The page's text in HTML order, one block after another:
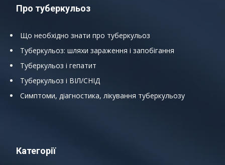
Про туберкульоз
Що необхідно знати про туберкульоз
Туберкульоз: шляхи зараження і запобігання
Туберкульоз і гепатит
Туберкульоз і ВІЛ/СНІД
Симптоми, діагностика, лікування туберкульозу
Категорії